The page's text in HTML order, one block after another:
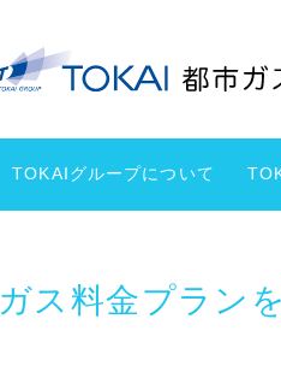
TOKAIグループについて
ガス料金プラン